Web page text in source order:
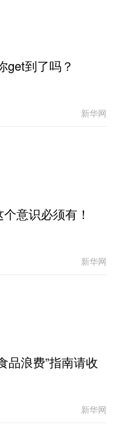
get到了吗？
新华网
意识必须有！
新华网
品浪费”指南请收
新华网